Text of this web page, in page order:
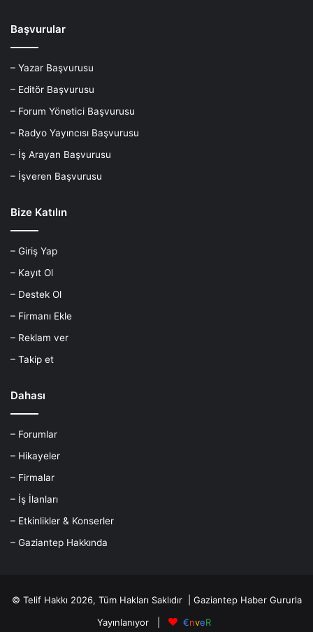
Başvurular
– Yazar Başvurusu
– Editör Başvurusu
– Forum Yönetici Başvurusu
– Radyo Yayıncısı Başvurusu
– İş Arayan Başvurusu
– İşveren Başvurusu
Bize Katılın
– Giriş Yap
– Kayıt Ol
– Destek Ol
– Firmanı Ekle
– Reklam ver
– Takip et
Dahası
– Forumlar
– Hikayeler
– Firmalar
– İş İlanları
– Etkinlikler & Konserler
– Gaziantep Hakkında
© Telif Hakkı 2026, Tüm Hakları Saklıdır | Gaziantep HaberGururla
Yayınlanıyor |
€nveR